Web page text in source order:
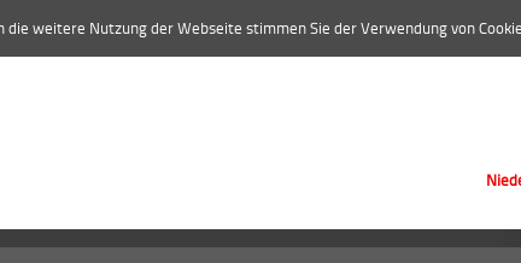
weitere Nutzung der Webseite stimmen Sie der Verwendung von